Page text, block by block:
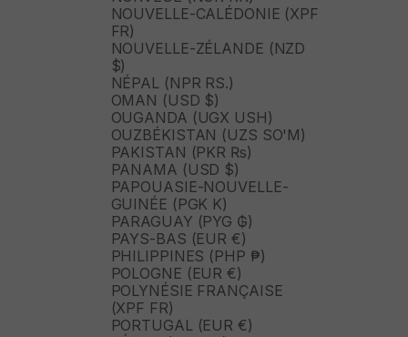
NOUVELLE-CALÉDONIE (XPF
FR)
NOUVELLE-ZÉLANDE (NZD
$)
NÉPAL (NPR RS.)
OMAN (USD $)
OUGANDA (UGX USH)
OUZBÉKISTAN (UZS SO'M)
PAKISTAN (PKR ₨)
PANAMA (USD $)
PAPOUASIE-NOUVELLE-
GUINÉE (PGK K)
PARAGUAY (PYG ₲)
PAYS-BAS (EUR €)
PHILIPPINES (PHP ₱)
POLOGNE (EUR €)
POLYNÉSIE FRANÇAISE
(XPF FR)
PORTUGAL (EUR €)